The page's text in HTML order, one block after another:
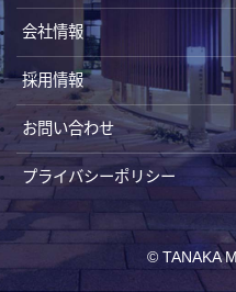
会社情報
採用情報
お問い合わせ
プライバシーポリシー
© TANAKA